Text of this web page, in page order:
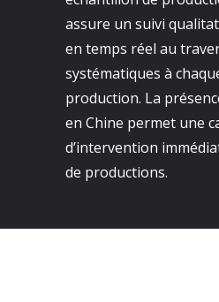
assure un suivi
en temps réel au
systématiques à
production. La
en Chine permet une
d’intervention
de productions.